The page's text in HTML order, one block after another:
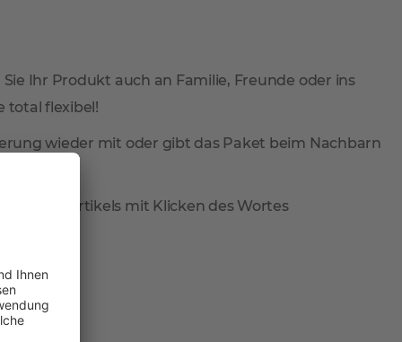
Ihr Produkt auch an Familie, Freunde oder ins
total flexibel!
wieder mit oder gibt das Paket beim Nachbarn
des Artikels mit Klicken des Wortes